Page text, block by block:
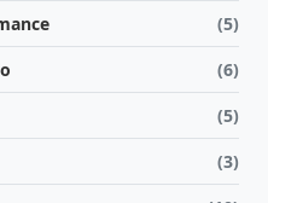
(5)
(6)
(5)
(3)